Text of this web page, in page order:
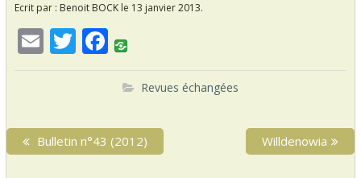
Ecrit par : Benoit BOCK le 13 janvier 2013.
E T F
o
Revues échangées
N
a
P
r
Bulletin n°43 (2012)
N
e
Willdenowia